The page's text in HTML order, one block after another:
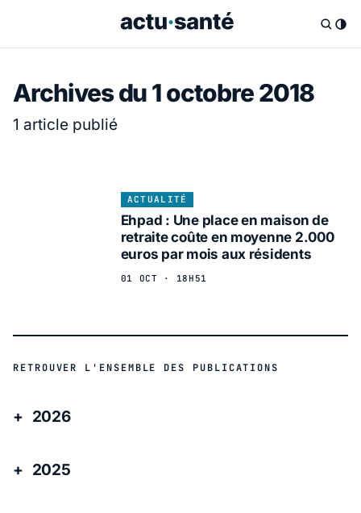
Archives du 1 octobre 2018
1 article publié
ACTUALITÉ
Ehpad : Une place en maison de
retraite coûte en moyenne 2.000
euros par mois aux résidents
01 OCT · 18H51
RETROUVER L'ENSEMBLE DES PUBLICATIONS
2026
2025